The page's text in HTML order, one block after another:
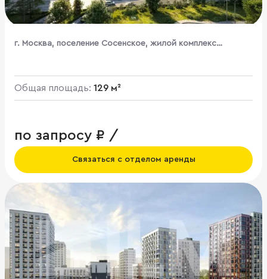
г. Москва, поселение Сосенское, жилой комплекс
Общая площадь: 129 м²
по запросу ₽ /
Связаться с отделом аренды